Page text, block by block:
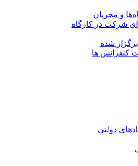
و مجریان
شرکت در کارگاه
شده
ها
دولتی